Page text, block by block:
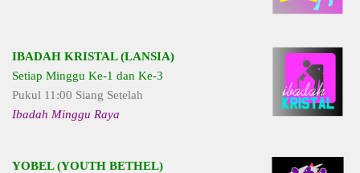
IBADAH KRISTAL (LANSIA)
Setiap Minggu Ke-1 dan Ke-3
Pukul 11:00 Siang Setelah
Ibadah Minggu Raya
YOBEL (YOUTH BETHEL)